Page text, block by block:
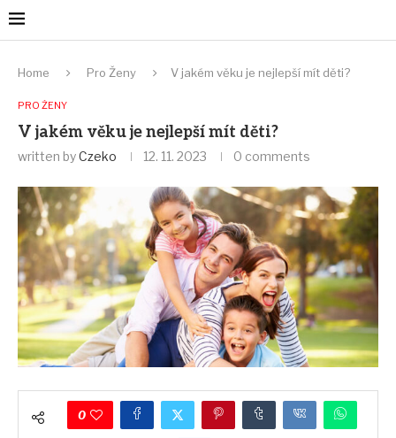
Home Pro Ženy V jakém věku je nejlepší mít děti?
PRO ŽENY
V jakém věku je nejlepší mít děti?
written byCzeko 12. 11. 2023 0 comments
0